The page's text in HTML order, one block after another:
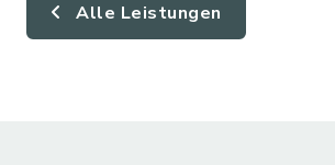
Alle Leistungen